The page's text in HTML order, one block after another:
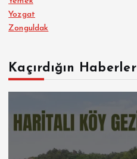
Yozgat
Zonguldak
Kaçırdığın Haberler